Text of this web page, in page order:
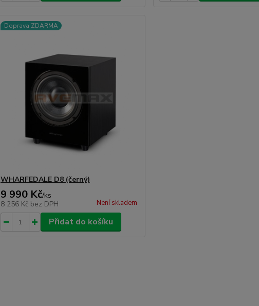
Doprava ZDARMA
WHARFEDALE D8 (černý)
9 990 Kč/ks
8 256 Kč bez DPH Není skladem
Přidat do košíku